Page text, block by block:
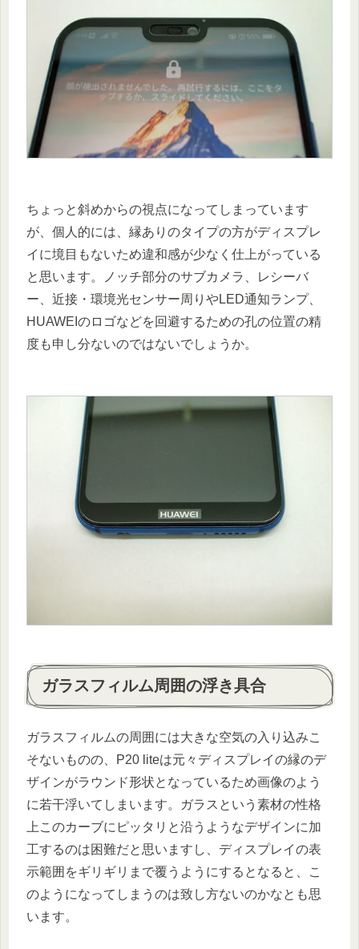
ちょっと斜めからの視点になってしまっています
が、個人的には、縁ありのタイプの方がディスプレ
イに境目もないため違和感が少なく仕上がっている
と思います。ノッチ部分のサブカメラ、レシーバ
ー、近接・環境光センサー周りやLED通知ランプ、
HUAWEIのロゴなどを回避するための孔の位置の精
度も申し分ないのではないでしょうか。
ガラスフィルム周囲の浮き具合
ガラスフィルムの周囲には大きな空気の入り込みこ
そないものの、P20 liteは元々ディスプレイの縁のデ
ザインがラウンド形状となっているため画像のよう
に若干浮いてしまいます。ガラスという素材の性格
上このカーブにピッタリと沿うようなデザインに加
工するのは困難だと思いますし、ディスプレイの表
示範囲をギリギリまで覆うようにするとなると、こ
のようになってしまうのは致し方ないのかなとも思
います。